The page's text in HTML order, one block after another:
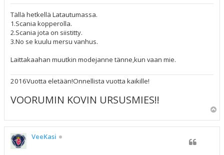
s
t
i
Tällä hetkellä Latautumassa.
1.Scania kopperolla.
2.Scania jota on siistitty.
3.No se kuulu mersu vanhus.
Laittakaahan muutkin modejanne tänne,kun vaan mie.
2016Vuotta eletään!Onnellista vuotta kaikille!
VOORUMIN KOVIN URSUSMIES!!
ö
VeeKasi